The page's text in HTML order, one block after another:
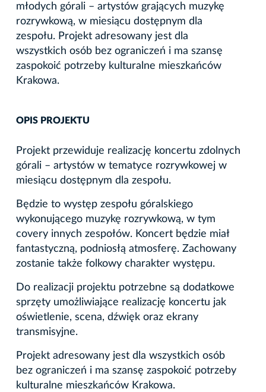
młodych górali – artystów grających muzykę
rozrywkową, w miesiącu dostępnym dla
zespołu. Projekt adresowany jest dla
wszystkich osób bez ograniczeń i ma szansę
zaspokoić potrzeby kulturalne mieszkańców
Krakowa.
OPIS PROJEKTU
Projekt przewiduje realizację koncertu zdolnych
górali – artystów w tematyce rozrywkowej w
miesiącu dostępnym dla zespołu.
Będzie to występ zespołu góralskiego
wykonującego muzykę rozrywkową, w tym
covery innych zespołów. Koncert będzie miał
fantastyczną, podniosłą atmosferę. Zachowany
zostanie także folkowy charakter występu.
Do realizacji projektu potrzebne są dodatkowe
sprzęty umożliwiające realizację koncertu jak
oświetlenie, scena, dźwięk oraz ekrany
transmisyjne.
Projekt adresowany jest dla wszystkich osób
bez ograniczeń i ma szansę zaspokoić potrzeby
kulturalne mieszkańców Krakowa.